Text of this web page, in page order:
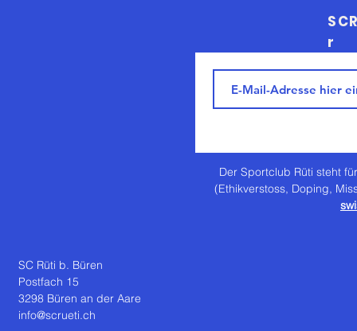
r
Der Sportclub Rüti steht
(Ethikverstoss, Doping,
SC Rüti b. Büren
Postfach 15
3298 Büren an der Aare
info@scrueti.ch